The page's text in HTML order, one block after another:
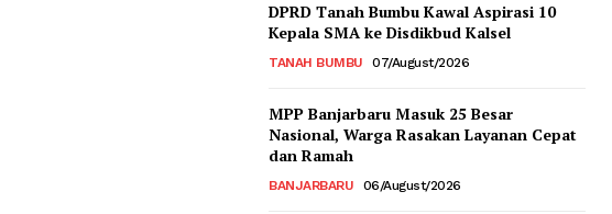
DPRD Tanah Bumbu Kawal Aspirasi 10
Kepala SMA ke Disdikbud Kalsel
TANAH BUMBU 07/August/2026
MPP Banjarbaru Masuk 25 Besar
Nasional, Warga Rasakan Layanan Cepat
dan Ramah
BANJARBARU 06/August/2026